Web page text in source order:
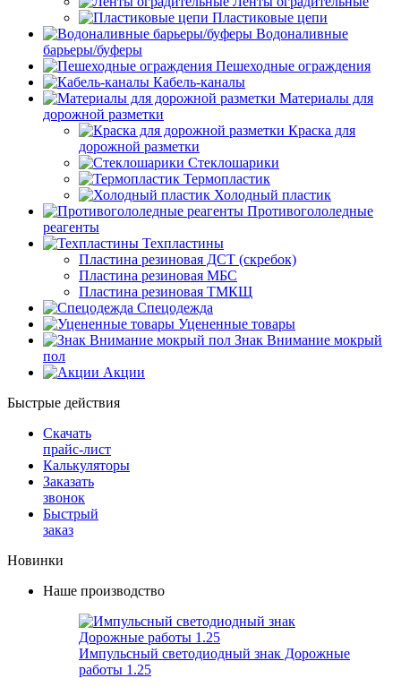
Пластиковые цепи
Водоналивные
барьеры/буферы
Пешеходные ограждения
Кабель-каналы
Материалы для
дорожной разметки
Краска для
дорожной разметки
Стеклошарики
Термопластик
Холодный пластик
Противогололедные
реагенты
Техпластины
Пластина резиновая ДСТ (скребок)
Пластина резиновая МБС
Пластина резиновая ТМКЩ
Спецодежда
Уцененные товары
Знак Внимание мокрый
пол
Акции
Быстрые действия
Скачать
прайс-лист
Калькуляторы
Заказать
звонок
Быстрый
заказ
Новинки
Наше производство
Импульсный светодиодный знак Дорожные
работы 1.25